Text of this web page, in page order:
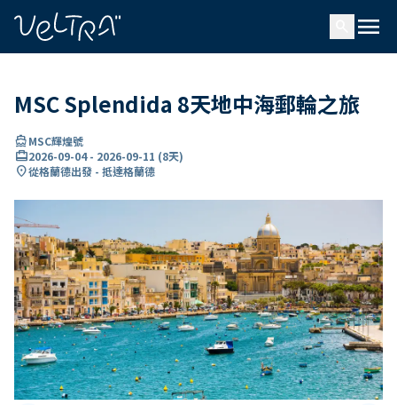
menu
MSC Splendida 8天地中海郵輪之旅
directions_boatMSC輝煌號
card_travel2026-09-04- 2026-09-11 (8天)
location_on從格蘭德出發 - 抵達格蘭德